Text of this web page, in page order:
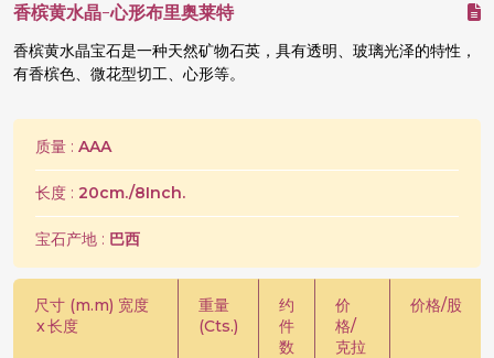
香槟黄水晶-心形布里奥莱特
香槟黄水晶宝石是一种天然矿物石英，具有透明、玻璃光泽的特性，
有香槟色、微花型切工、心形等。
质量 : AAA
长度 : 20cm./8Inch.
宝石产地 : 巴西
尺寸 (m.m) 宽度
x长度
重量
(Cts.)
约
件
数
价
格/
克拉
价格/股